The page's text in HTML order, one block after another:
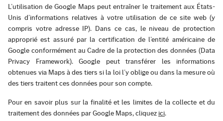
L’utilisation de Google Maps peut entraîner le traitement aux États-
Unis d’informations relatives à votre utilisation de ce site web (y
compris votre adresse IP). Dans ce cas, le niveau de protection
approprié est assuré par la certification de l’entité américaine de
Google conformément au Cadre de la protection des données (Data
Privacy Framework). Google peut transférer les informations
obtenues via Maps à des tiers si la loi l’y oblige ou dans la mesure où
des tiers traitent ces données pour son compte.
Pour en savoir plus sur la finalité et les limites de la collecte et du
traitement des données par Google Maps, cliquez ici.